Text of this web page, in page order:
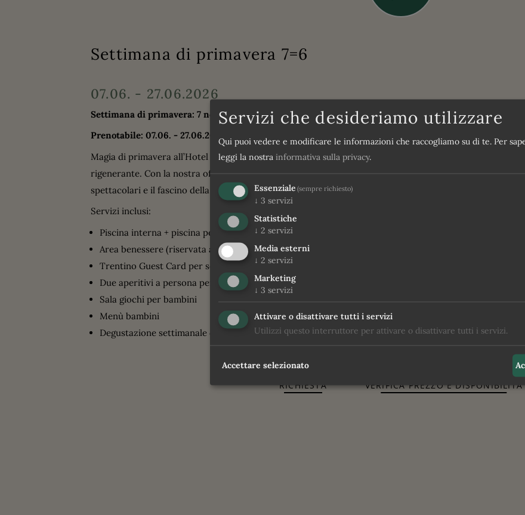
Settimana di primavera 7=6
07.06. - 27.06.2026
Settimana di primavera: 7 notti al prezzo di 6 al Monte Bondone
Prenotabile: 07.06. - 27.06.2026
Magia di primavera all’Hotel Brenta Dolomites sul Monte Bondone, a Trento: vivete il mese di maggio
rigenerante. Con la nostra offerta
, vi aspettano
spettacolari e il fascino della città di Trento.
Servizi inclusi:
Piscina interna + piscina per bambini (collegate)
Area benessere (riservata ai maggiori di 18 anni) con sauna finlandese, grotta di ghiaccio, grotta di
Trentino Guest Card per sconti e vantaggi esclusivi
Due aperitivi a persona per soggiorno da tre notti.
Sala giochi per bambini
Menù bambini
Degustazione settimanale di vini e grappe
RICHIESTA VERIFICA PREZZO E DISPONIBILITÀ
Servizi che desideriamo utilizzare
Qui puoi vedere e modificare le informazioni che raccogliamo su di te. Per
leggi la nostra informativa sulla privacy.
Essenziale (sempre richiesto)
↓ 3 servizi
Statistiche
↓ 2 servizi
Media esterni
↓ 2 servizi
Marketing
↓ 3 servizi
Attivare o disattivare tutti i servizi
Utilizzi questo interruttore per attivare o disattivare tutti i servizi.
Accettare selezionato